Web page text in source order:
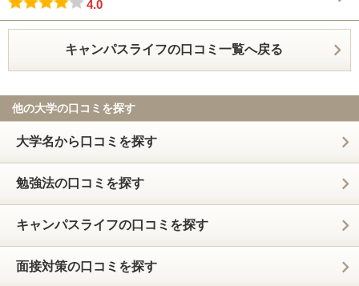
4.0
キャンパスライフの口コミ一覧へ戻る
他の大学の口コミを探す
大学名から口コミを探す
勉強法の口コミを探す
キャンパスライフの口コミを探す
面接対策の口コミを探す